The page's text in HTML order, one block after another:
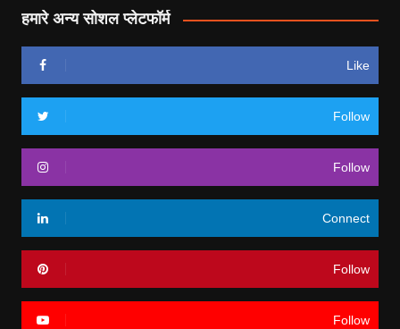
हमारे अन्य सोशल प्लेटफॉर्म
Like
Follow
Follow
Connect
Follow
Follow